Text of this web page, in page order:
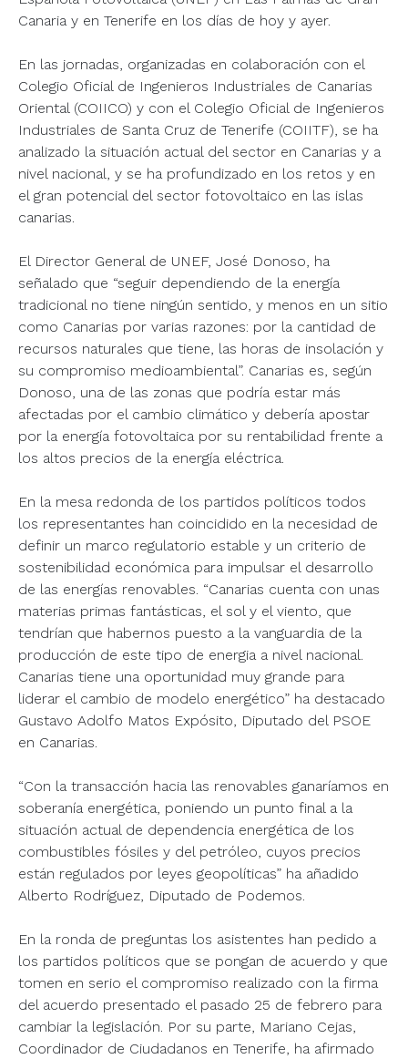
Canaria y en Tenerife en los días de hoy y ayer.
En las jornadas, organizadas en colaboración con el
Colegio Oficial de Ingenieros Industriales de Canarias
Oriental (COIICO) y con el Colegio Oficial de Ingenieros
Industriales de Santa Cruz de Tenerife (COIITF), se ha
analizado la situación actual del sector en Canarias y a
nivel nacional, y se ha profundizado en los retos y en
el gran potencial del sector fotovoltaico en las islas
canarias.
El Director General de UNEF, José Donoso, ha
señalado que “seguir dependiendo de la energía
tradicional no tiene ningún sentido, y menos en un sitio
como Canarias por varias razones: por la cantidad de
recursos naturales que tiene, las horas de insolación y
su compromiso medioambiental”. Canarias es, según
Donoso, una de las zonas que podría estar más
afectadas por el cambio climático y debería apostar
por la energía fotovoltaica por su rentabilidad frente a
los altos precios de la energía eléctrica.
En la mesa redonda de los partidos políticos todos
los representantes han coincidido en la necesidad de
definir un marco regulatorio estable y un criterio de
sostenibilidad económica para impulsar el desarrollo
de las energías renovables. “Canarias cuenta con unas
materias primas fantásticas, el sol y el viento, que
tendrían que habernos puesto a la vanguardia de la
producción de este tipo de energia a nivel nacional.
Canarias tiene una oportunidad muy grande para
liderar el cambio de modelo energético” ha destacado
Gustavo Adolfo Matos Expósito, Diputado del PSOE
en Canarias.
“Con la transacción hacia las renovables ganaríamos en
soberanía energética, poniendo un punto final a la
situación actual de dependencia energética de los
combustibles fósiles y del petróleo, cuyos precios
están regulados por leyes geopolíticas” ha añadido
Alberto Rodríguez, Diputado de Podemos.
En la ronda de preguntas los asistentes han pedido a
los partidos políticos que se pongan de acuerdo y que
tomen en serio el compromiso realizado con la firma
del acuerdo presentado el pasado 25 de febrero para
cambiar la legislación. Por su parte, Mariano Cejas,
Coordinador de Ciudadanos en Tenerife, ha afirmado